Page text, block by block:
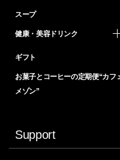
スープ
健康・美容ドリンク
ギフト
お菓子とコーヒーの定期便“カフ
メゾン”
Support